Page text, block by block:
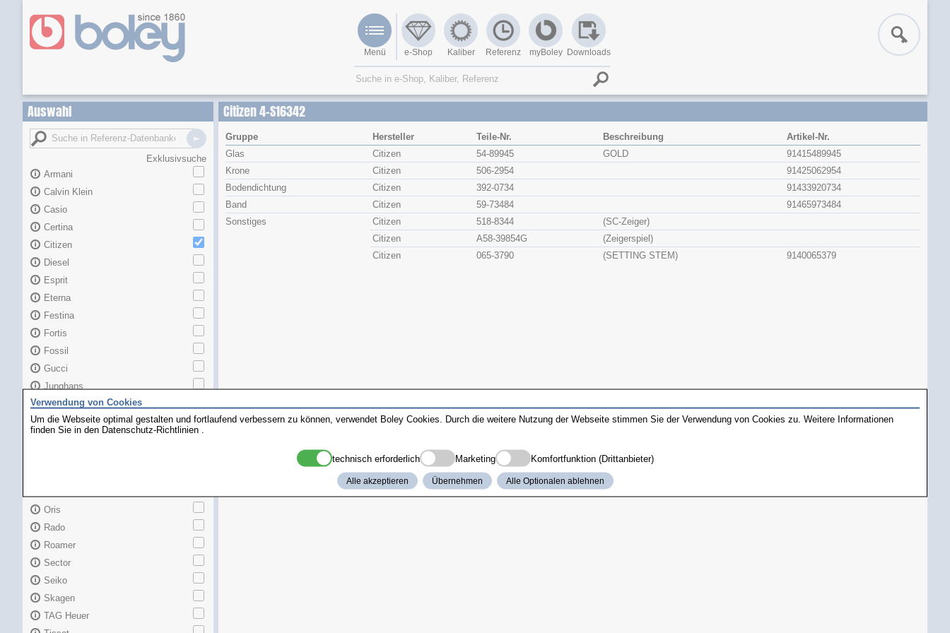
Menü e-Shop Kaliber Referenz myBoley Downloads
Auswahl
Exklusivsuche
Armani
Calvin Klein
Casio
Certina
Citizen
Diesel
Esprit
Eterna
Festina
Fortis
Fossil
Gucci
Junghans
Longines
Maurice Lacroix
Oris
Rado
Roamer
Sector
Seiko
Skagen
TAG Heuer
Citizen 4-S16342
Gruppe Hersteller Teile-Nr. Beschreibung
Artikel-Nr.
Glas
Citizen 54-89945 GOLD
91415489945
Krone
Citizen 506-2954
91425062954
Bodendichtung
Citizen 392-0734
91433920734
Band
Citizen 59-73484
91465973484
Sonstiges
Citizen 518-8344
(SC-Zeiger)
Citizen
A58-39854G
(Zeigerspiel)
Citizen
065-3790 (SETTING STEM) 9140065379
Verwendung von Cookies
Um die Webseite optimal gestalten und fortlaufend verbessern zu können, verwendet Boley Cookies. Durch die weitere Nutzung der Webseite stimmen Sie der Verwendung von Cookies zu. Weitere Informationen
finden Sie in den Datenschutz-Richtlinien
technisch erforderlich Marketing Komfortfunktion (Drittanbieter)
Alle akzeptieren Übernehmen Alle Optionalen ablehnen